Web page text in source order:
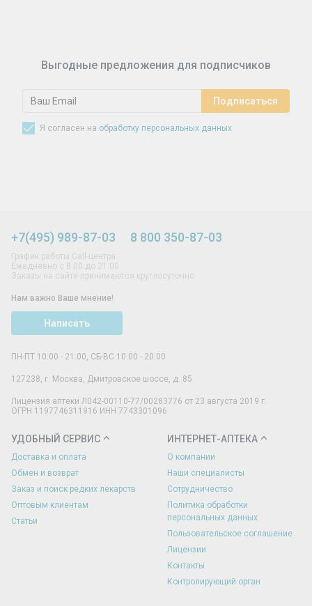
Выгодные предложения для подписчиков
Я согласен на обработку персональных данных
+7(495) 989-87-03 8 800 350-87-03
График работы Call-центра:
Ежедневно с 8:00 до 21:00
Заказы на сайте принимаются круглосуточно
Нам важно Ваше мнение!
Написать
ПН-ПТ 10:00 - 21:00, СБ-ВС 10:00 - 20:00
127238 г. Москва Дмитровское шоссе, д. 85
Лицензия аптеки Л042-00110-77/00283776 от 23 августа 2019 г.
ОГРН 1197746311916 ИНН 7743301096
УДОБНЫЙ СЕРВИС
Доставка и оплата
Обмен и возврат
Заказ и поиск редких лекарств
Оптовым клиентам
Статьи
ИНТЕРНЕТ-АПТЕКА
О компании
Наши специалисты
Сотрудничество
Политика обработки
персональных данных
Пользовательское соглашение
Лицензии
Контакты
Контролирующий орган